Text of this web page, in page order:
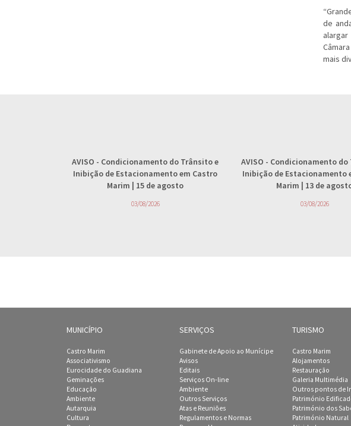
de
mais
AVISO - Condicionamento do Trânsito e
Inibição de Estacionamento em Castro
Marim | 15 de agosto
03/08/2026
AVISO - Condicionamento do
Inibição de Estacionamento
Marim | 13 de
03/08/2026
MUNICÍPIO
Castro Marim
Associativismo
Eurocidade do Guadiana
Geminações
Educação
Ambiente
Autarquia
Cultura
SERVIÇOS
Gabinete de Apoio ao Munícipe
Avisos
Editais
Serviços On-line
Ambiente
Outros Serviços
Atas e Reuniões
Regulamentos e Normas
TURISMO
Castro Marim
Alojamentos
Restauração
Galeria Multimédia
Outros pontos de
Património
Património dos
Património Natural